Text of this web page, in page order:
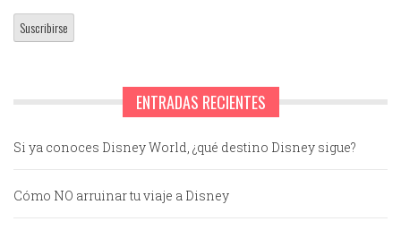
ENTRADAS RECIENTES
Si ya conoces Disney World, ¿qué destino Disney sigue?
Cómo NO arruinar tu viaje a Disney